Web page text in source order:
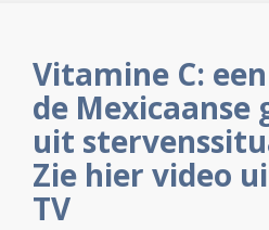
Vitamine C:
de
uit
Zie hier video
TV